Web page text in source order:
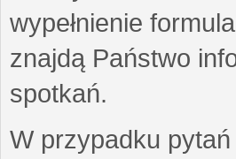
wypełnienie
znajdą Państwo
spotkań.
W przypadku